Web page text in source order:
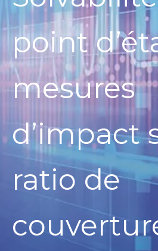
point
mesures
d’impact
ratio de